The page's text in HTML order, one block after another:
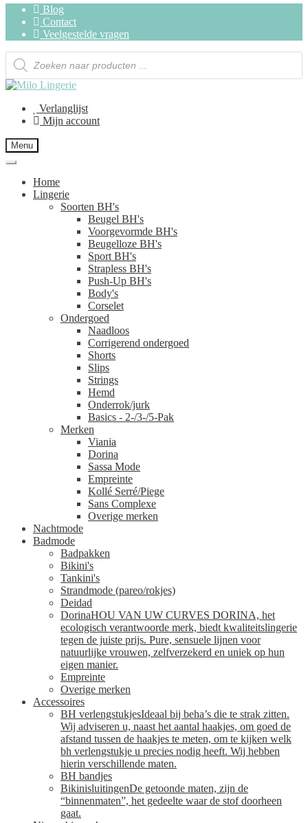
Blog
Contact
Veelgestelde vragen
Verlanglijst
Mijn account
Menu
Home
Lingerie
Soorten BH's
Beugel BH's
Voorgevormde BH's
Beugelloze BH's
Sport BH's
Strapless BH's
Push-Up BH's
Body's
Corselet
Ondergoed
Naadloos
Corrigerend ondergoed
Shorts
Slips
Strings
Hemd
Onderrok/jurk
Basics - 2-/3-/5-Pak
Merken
Viania
Dorina
Sassa Mode
Empreinte
Kollé Serré/Piege
Sans Complexe
Overige merken
Nachtmode
Badmode
Badpakken
Bikini's
Tankini's
Strandmode (pareo/rokjes)
Deidad
DorinaHOU VAN UW CURVES DORINA, het
ecologisch verantwoorde merk, biedt kwaliteitslingerie
tegen de juiste prijs. Pure, sensuele lijnen voor
natuurlijke vrouwen, zelfverzekerd en uniek op hun
eigen manier.
Empreinte
Overige merken
Accessoires
BH verlengstukjesIdeaal bij beha’s die te strak zitten.
Wij adviseren u, naast het aantal haakjes, om goed de
afstand tussen de haakjes te meten, om te kijken welk
bh verlengstukje u precies nodig heeft. Wij hebben
hierin verschillende maten.
BH bandjes
BikinisluitingenDe getoonde maten, zijn de
“binnenmaten”, het gedeelte waar de stof doorheen
gaat.